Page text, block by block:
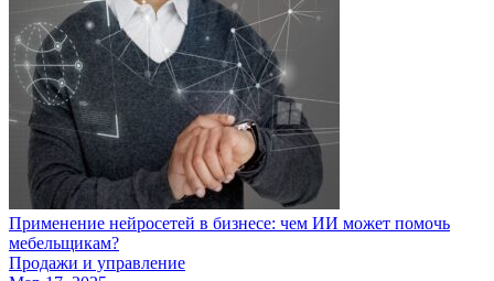
Применение нейросетей в бизнесе: чем ИИ может помочь
мебельщикам?
Продажи и управление